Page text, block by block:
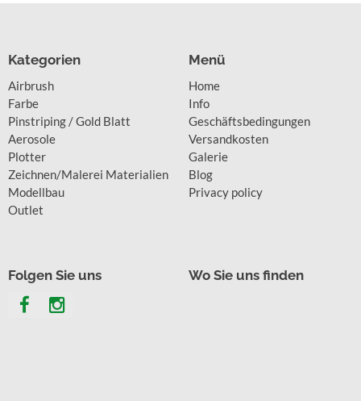
Kategorien
Airbrush
Farbe
Pinstriping / Gold Blatt
Aerosole
Plotter
Zeichnen/Malerei Materialien
Modellbau
Outlet
Menü
Home
Info
Geschäftsbedingungen
Versandkosten
Galerie
Blog
Privacy policy
Folgen Sie uns Wo Sie uns finden